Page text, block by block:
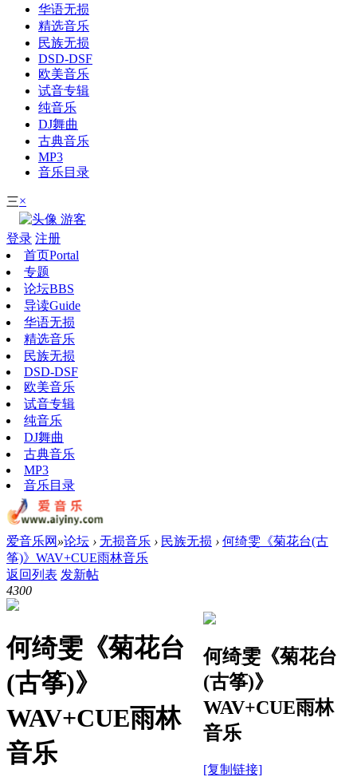
华语无损
精选音乐
民族无损
DSD-DSF
欧美音乐
试音专辑
纯音乐
DJ舞曲
古典音乐
MP3
音乐目录
三×
游客
登录 注册
首页Portal
专题
论坛BBS
导读Guide
华语无损
精选音乐
民族无损
DSD-DSF
欧美音乐
试音专辑
纯音乐
DJ舞曲
古典音乐
MP3
音乐目录
爱音乐网 »论坛 › 无损音乐 › 民族无损 › 何绮雯《菊花台(古
筝)》WAV+CUE雨林音乐
返回列表 发新帖
4300
何绮雯《菊花台
(古筝)》
WAV+CUE雨林
音乐
何绮雯《菊花台
(古筝)》
WAV+CUE雨林
音乐
[复制链接]